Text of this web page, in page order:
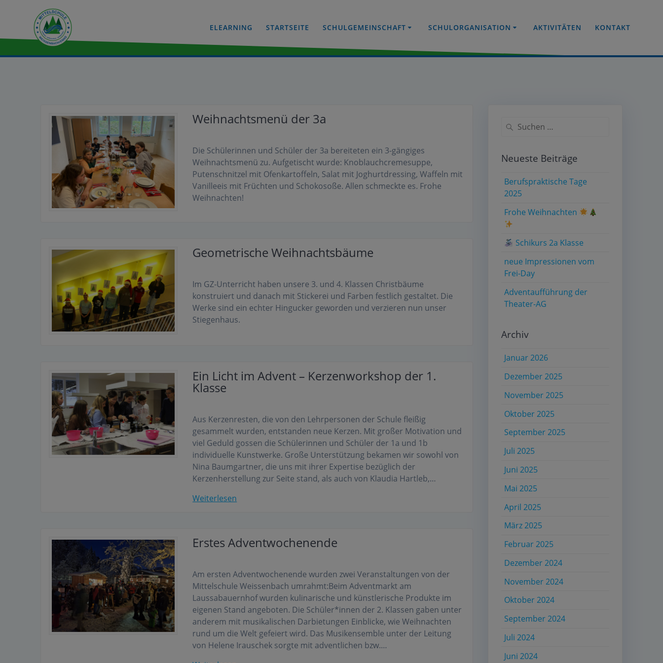
wechseln
ELEARNING STARTSEITE SCHULGEMEINSCHAFT SCHULORGANISATION AKTIVITÄTEN KONTAKT
Weihnachtsmenü der 3a
Die Schülerinnen und Schüler der 3a bereiteten ein 3-gängiges
Weihnachtsmenü zu. Aufgetischt wurde: Knoblauchcremesuppe,
Putenschnitzel mit Ofenkartoffeln, Salat mit Joghurtdressing, Waffeln mit
Vanilleeis mit Früchten und Schokosoße. Allen schmeckte es. Frohe
Weihnachten!
Geometrische Weihnachtsbäume
Im GZ-Unterricht haben unsere 3. und 4. Klassen Christbäume
konstruiert und danach mit Stickerei und Farben festlich gestaltet. Die
Werke sind ein echter Hingucker geworden und verzieren nun unser
Stiegenhaus.
Ein Licht im Advent – Kerzenworkshop der 1.
Klasse
Aus Kerzenresten, die von den Lehrpersonen der Schule fleißig
gesammelt wurden, entstanden neue Kerzen. Mit großer Motivation und
viel Geduld gossen die Schülerinnen und Schüler der 1a und 1b
individuelle Kunstwerke. Große Unterstützung bekamen wir sowohl von
Nina Baumgartner, die uns mit ihrer Expertise bezüglich der
Kerzenherstellung zur Seite stand, als auch von Klaudia Hartleb,…
Weiterlesen
Erstes Adventwochenende
Am ersten Adventwochenende wurden zwei Veranstaltungen von der
Mittelschule Weissenbach umrahmt:Beim Adventmarkt am
Laussabauernhof wurden kulinarische und künstlerische Produkte im
eigenen Stand angeboten. Die Schüler*innen der 2. Klassen gaben unter
anderem mit musikalischen Darbietungen Einblicke, wie Weihnachten
rund um die Welt gefeiert wird. Das Musikensemble unter der Leitung
von Helene Irauschek sorgte mit adventlichen bzw.…
Suche
Neueste Beiträge
Berufspraktische Tage
2025
Frohe Weihnachten
Schikurs 2a Klasse
neue Impressionen vom
Frei-Day
Adventaufführung der
Theater-AG
Archiv
Januar 2026
Dezember 2025
November 2025
Oktober 2025
September 2025
Juli 2025
Juni 2025
Mai 2025
April 2025
März 2025
Februar 2025
Dezember 2024
November 2024
Oktober 2024
September 2024
Juli 2024
Juni 2024